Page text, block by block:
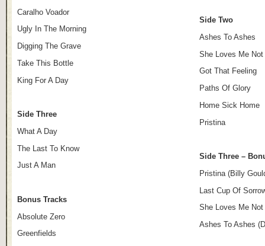
Caralho Voador
Ugly In The Morning
Digging The Grave
Take This Bottle
King For A Day
Side Three
What A Day
The Last To Know
Just A Man
Bonus Tracks
Absolute Zero
Greenfields
Side Two
Ashes To Ashes
She Loves Me Not
Got That Feeling
Paths Of Glory
Home Sick Home
Pristina
Side Three –
Pristina (Billy
Last Cup Of
She Loves Me
Ashes To Ashes